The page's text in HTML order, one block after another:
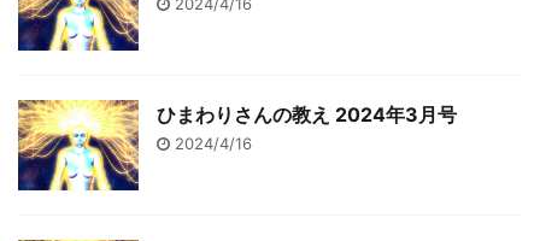
2024/4/16
ひまわりさんの教え 2024年3月号
2024/4/16